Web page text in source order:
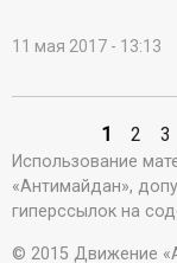
11 мая 2017 - 13:13
С
т
р
1 2 3
Использование
«Антимайдан»,
гиперссылок на
© 2015 Движение